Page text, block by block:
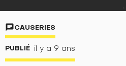
chatCAUSERIES
PUBLIÉ il y a 9 ans